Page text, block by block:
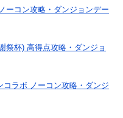
ーコン攻略・ダンジョンデー
祭杯) 高得点攻略・ダンジョ
コラボ ノーコン攻略・ダンジ